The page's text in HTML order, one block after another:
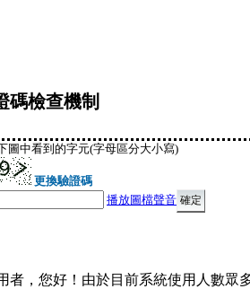
碼檢查機制
圖中看到的字元(字母區分大小寫)
更換驗證碼
播放圖檔聲音
者，您好！由於目前系統使用人數眾